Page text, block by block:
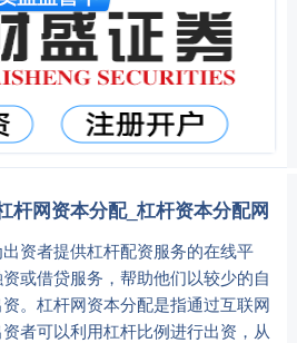
杆网资本分配_杠杆资本分配网
资者提供杠杆配资服务的在线平
或借贷服务，帮助他们以较少的自
。杠杆网资本分配是指通过互联网
者可以利用杠杆比例进行出资，从